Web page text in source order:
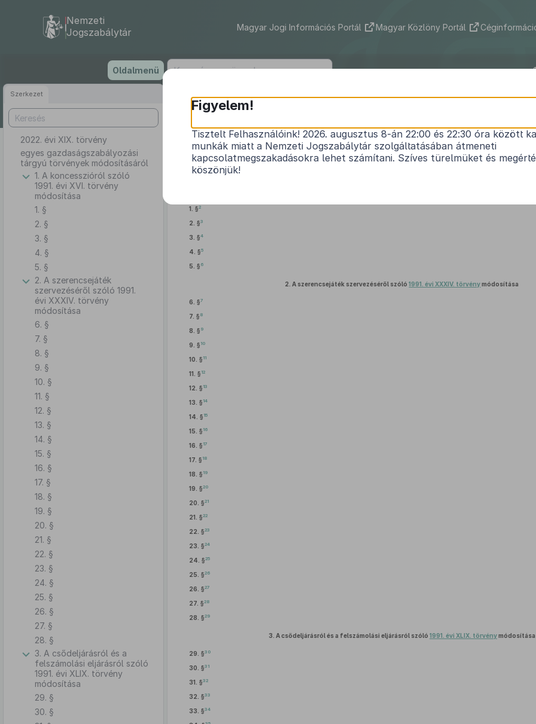
tartalomra
Nemzeti
Jogszabálytár
Magyar Jogi Információs Portál Magyar Közlöny Portál
Oldalmenü
Szerkezet
2022. évi XIX. törvény
egyes gazdaságszabályozási
tárgyú törvények módosításáról
1. A koncesszióról szóló
1991. évi XVI. törvény
módosítása
1. §
2. §
3. §
4. §
5. §
2. A szerencsejáték
szervezéséről szóló 1991.
évi XXXIV. törvény
módosítása
6. §
7. §
8. §
9. §
10. §
11. §
12. §
13. §
14. §
15. §
16. §
17. §
18. §
19. §
20. §
21. §
22. §
23. §
24. §
25. §
26. §
27. §
28. §
3. A csődeljárásról és a
felszámolási eljárásról szóló
1991. évi XLIX. törvény
módosítása
29. §
30. §
2022. évi XIX. törvény
egyes gazdaságszabályozási tárgyú törvények
Hatályos: 2023. 02. 02. – 2023. 02. 02.
1. §2
2. §3
3. §4
4. §5
5. § 6
2. A szerencsejáték szervezéséről szóló1991. évi XXXIV. törvénymódosítása
6. §7
7. § 8
8. § 9
9. § 10
10. § 11
11. § 12
12. § 13
13. § 14
14. § 15
15. § 16
16. § 17
17. § 18
18. § 19
19. §20
20. §21
21. §22
22. §23
23. §24
24. §25
25. §26
26. §27
27. §28
28. §29
3. A csődeljárásról és a felszámolási eljárásról szóló 1991. évi XLIX. törvénymódosítása
29. §30
30. §31
31. §32
32. §33
33. §34
Figyelem!
Tisztelt Felhasználóink! 2026. augusztus 8-án 22:00 és 22:30 óra között
munkák miatt a Nemzeti Jogszabálytár szolgáltatásában átmeneti
kapcsolatmegszakadásokra lehet számítani. Szíves türelmüket és
köszönjük!